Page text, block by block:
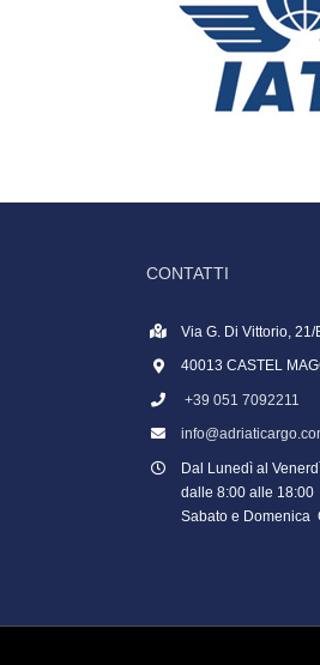
CONTATTI
Via G. Di Vittorio, 21/
40013 CASTEL
+39 051 7092211
Dal Lunedì al
dalle 8:00 alle 18:00
Sabato e Domenica